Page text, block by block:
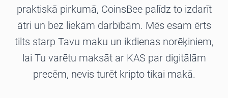
praktiskā pirkumā, CoinsBee palīdz to izdarīt
ātri un bez liekām darbībām. Mēs esam ērts
tilts starp Tavu maku un ikdienas norēķiniem,
lai Tu varētu maksāt ar KAS par digitālām
precēm, nevis turēt kripto tikai makā.